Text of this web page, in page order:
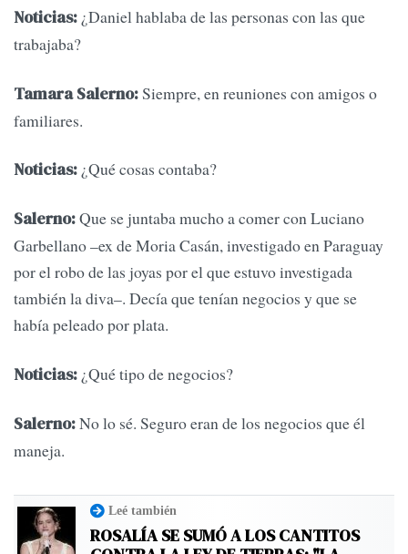
Noticias: ¿Daniel hablaba de las personas con las que
trabajaba?
Tamara Salerno:Siempre, en reuniones con amigos o
familiares.
Noticias: ¿Qué cosas contaba?
Salerno:Que se juntaba mucho a comer con Luciano
Garbellano –ex de Moria Casán, investigado en Paraguay
por el robo de las joyas por el que estuvo investigada
también la diva–. Decía que tenían negocios y que se
había peleado por plata.
Noticias: ¿Qué tipo de negocios?
Salerno:No lo sé. Seguro eran de los negocios que él
maneja.
Leé también
ROSALÍA SE SUMÓ A LOS CANTITOS